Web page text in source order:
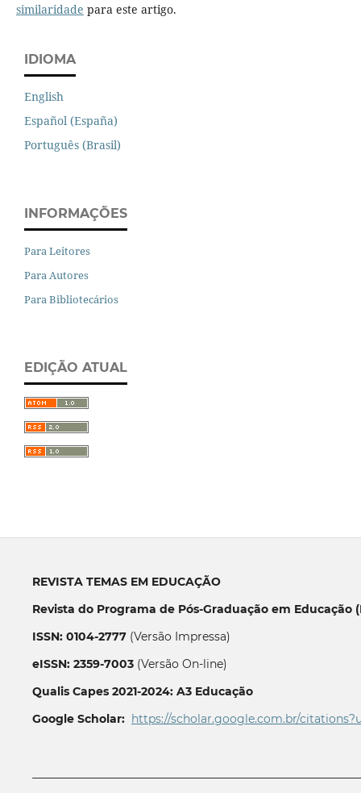
similaridade para este artigo.
IDIOMA
English
Español (España)
Português (Brasil)
INFORMAÇÕES
Para Leitores
Para Autores
Para Bibliotecários
EDIÇÃO ATUAL
REVISTA TEMAS EM EDUCAÇÃO
Revista do Programa de Pós-Graduação em Educação
ISSN: 0104-2777(Versão Impressa)
eISSN: 2359-7003(Versão On-line)
Qualis Capes 2021-2024: A3 Educação
Google Scholar: https://scholar.google.com.br/